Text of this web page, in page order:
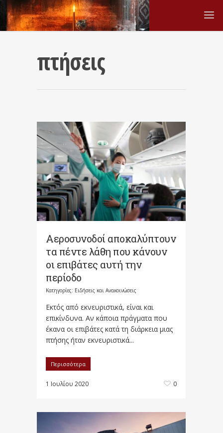
πτήσεις
Αεροσυνοδοί αποκαλύπτουν
τα πέντε λάθη που κάνουν
οι επιβάτες αυτή την
περίοδο
Κατηγορίες: Ειδήσεις και Ανακοινώσεις
Εκτός από εκνευριστικά, είναι και
επικίνδυνα. Αν κάποια πράγματα που
έκανα οι επιβάτες κατά τη διάρκεια μιας
πτήσης ήταν εκνευριστικά...
Περισσότερα
1 Ιουλίου 2020 0